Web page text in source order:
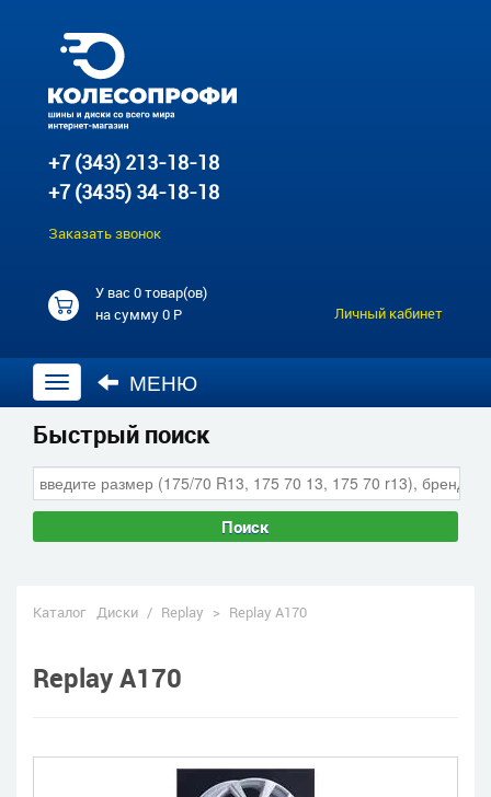
+7 (343) 213-18-18
+7 (3435) 34-18-18
Заказать звонок
У вас0 товар(ов)
на сумму0 Р Личный кабинет
Открыть
навигацию
МЕНЮ
Быстрый поиск
Поиск
Каталог Диски / Replay > Replay A170
Replay A170